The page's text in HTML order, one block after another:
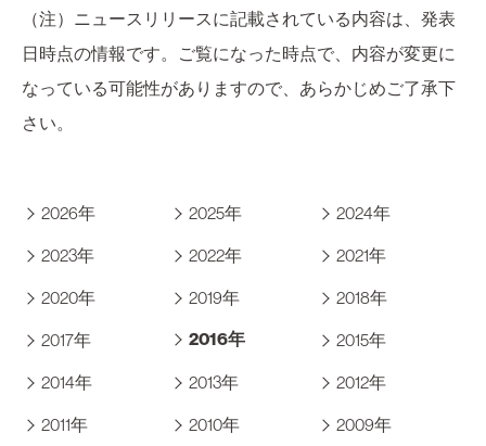
（注）ニュースリリースに記載されている内容は、発表
日時点の情報です。ご覧になった時点で、内容が変更に
なっている可能性がありますので、あらかじめご了承下
さい。
2026年 2025年 2024年
2023年 2022年 2021年
2020年 2019年 2018年
2017年 2016年 2015年
2014年 2013年 2012年
2011年 2010年 2009年